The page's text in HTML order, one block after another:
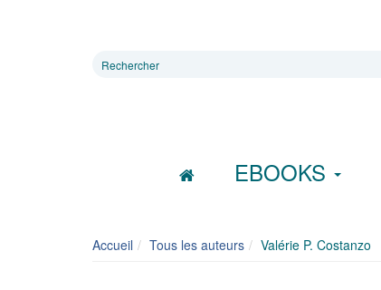
Rechercher
EBOOKS
Accueil Tous les auteurs Valérie P. Costanzo